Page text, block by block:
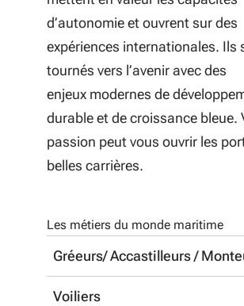
d’autonomie et ouvrent sur des
expériences internationales. Ils
tournés vers l’avenir avec des
enjeux modernes de
durable et de croissance bleue.
passion peut vous ouvrir les
belles carrières.
Les métiers du monde maritime
Gréeurs/ Accastilleurs /
Ils assurent le montage et la
Voiliers